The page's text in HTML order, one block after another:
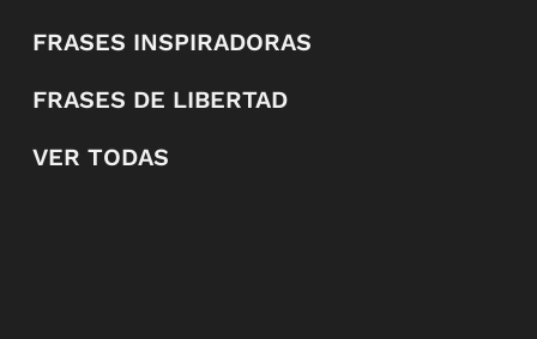
FRASES INSPIRADORAS
FRASES DE LIBERTAD
VER TODAS